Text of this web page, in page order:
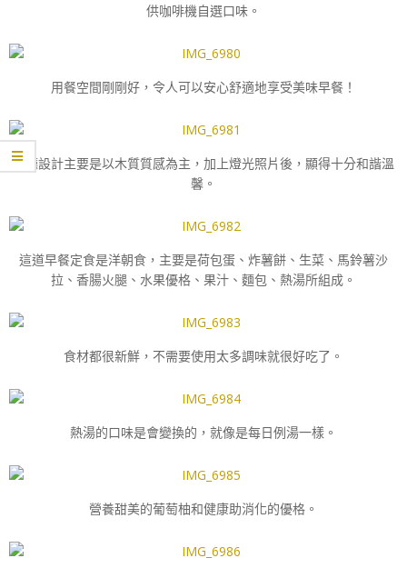
供咖啡機自選口味。
用餐空間剛剛好，令人可以安心舒適地享受美味早餐！
餐廳設計主要是以木質質感為主，加上燈光照片後，顯得十分和諧溫
馨。
這道早餐定食是洋朝食，主要是荷包蛋、炸薯餅、生菜、馬鈴薯沙
拉、香腸火腿、水果優格、果汁、麵包、熱湯所組成。
食材都很新鮮，不需要使用太多調味就很好吃了。
熱湯的口味是會變換的，就像是每日例湯一樣。
營養甜美的葡萄柚和健康助消化的優格。